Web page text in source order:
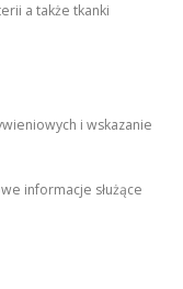
a także tkanki
i wskazanie
informacje służące